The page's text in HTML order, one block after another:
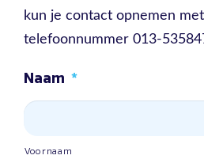
kun je contact opnemen
telefoonnummer 013-
Naam *
Voornaam